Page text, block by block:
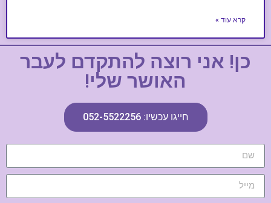
קרא עוד »
כן! אני רוצה להתקדם לעבר
האושר שלי!
חייגו עכשיו: 052-5522256